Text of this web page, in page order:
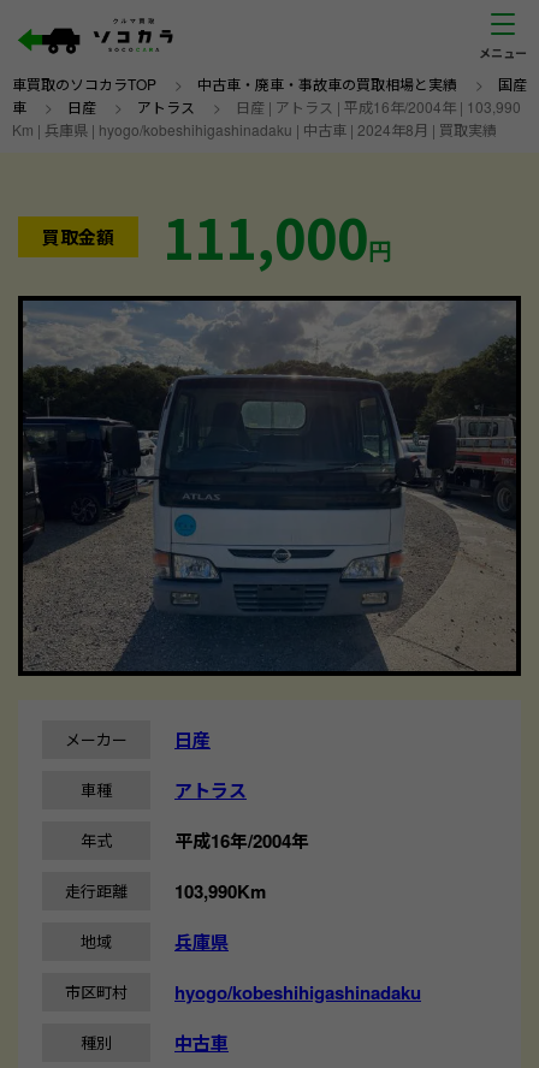
車買取のソコカラTOP > 中古車・廃車・事故車の買取相場と実績 > 国産
車 > 日産 > アトラス >
日産 | アトラス | 平成16年/2004年 | 103,990
Km | 兵庫県 | hyogo/kobeshihigashinadaku | 中古車 | 2024年8月 | 買取実績
買取金額 111,000円
メーカー 日産
車種 アトラス
年式 平成16年/2004年
走行距離 103,990Km
地域 兵庫県
市区町村 hyogo/kobeshihigashinadaku
種別 中古車